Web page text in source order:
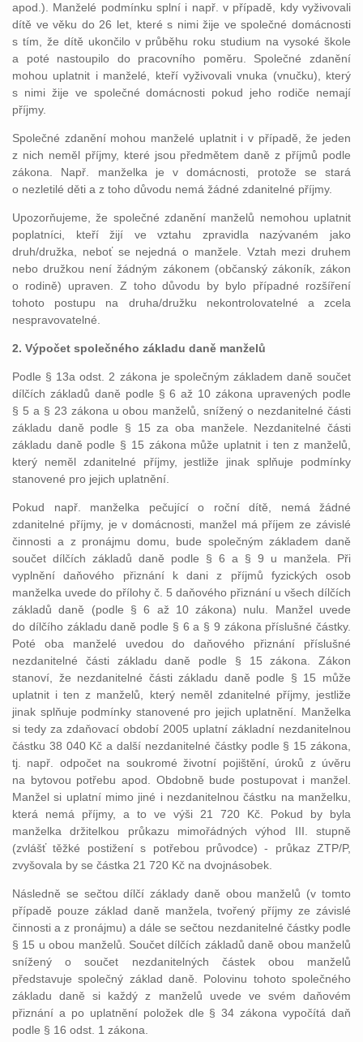
apod.). Manželé podmínku splní i např. v případě, kdy vyživovali
dítě ve věku do 26 let, které s nimi žije ve společné domácnosti
s tím, že dítě ukončilo v průběhu roku studium na vysoké škole
a poté nastoupilo do pracovního poměru. Společné zdanění
mohou uplatnit i manželé, kteří vyživovali vnuka (vnučku), který
s nimi žije ve společné domácnosti pokud jeho rodiče nemají
příjmy.
Společné zdanění mohou manželé uplatnit i v případě, že jeden
z nich neměl příjmy, které jsou předmětem daně z příjmů podle
zákona. Např. manželka je v domácnosti, protože se stará
o nezletilé děti a z toho důvodu nemá žádné zdanitelné příjmy.
Upozorňujeme, že společné zdanění manželů nemohou uplatnit
poplatníci, kteří žijí ve vztahu zpravidla nazývaném jako
druh/družka, neboť se nejedná o manžele. Vztah mezi druhem
nebo družkou není žádným zákonem (občanský zákoník, zákon
o rodině) upraven. Z toho důvodu by bylo případné rozšíření
tohoto postupu na druha/družku nekontrolovatelné a zcela
nespravovatelné.
2. Výpočet společného základu daně manželů
Podle § 13a odst. 2 zákona je společným základem daně součet
dílčích základů daně podle § 6 až 10 zákona upravených podle
§ 5 a § 23 zákona u obou manželů, snížený o nezdanitelné části
základu daně podle § 15 za oba manžele. Nezdanitelné části
základu daně podle § 15 zákona může uplatnit i ten z manželů,
který neměl zdanitelné příjmy, jestliže jinak splňuje podmínky
stanovené pro jejich uplatnění.
Pokud např. manželka pečující o roční dítě, nemá žádné
zdanitelné příjmy, je v domácnosti, manžel má příjem ze závislé
činnosti a z pronájmu domu, bude společným základem daně
součet dílčích základů daně podle § 6 a § 9 u manžela. Při
vyplnění daňového přiznání k dani z příjmů fyzických osob
manželka uvede do přílohy č. 5 daňového přiznání u všech dílčích
základů daně (podle § 6 až 10 zákona) nulu. Manžel uvede
do dílčího základu daně podle § 6 a § 9 zákona příslušné částky.
Poté oba manželé uvedou do daňového přiznání příslušné
nezdanitelné části základu daně podle § 15 zákona. Zákon
stanoví, že nezdanitelné části základu daně podle § 15 může
uplatnit i ten z manželů, který neměl zdanitelné příjmy, jestliže
jinak splňuje podmínky stanovené pro jejich uplatnění. Manželka
si tedy za zdaňovací období 2005 uplatní základní nezdanitelnou
částku 38 040 Kč a další nezdanitelné částky podle § 15 zákona,
tj. např. odpočet na soukromé životní pojištění, úroků z úvěru
na bytovou potřebu apod. Obdobně bude postupovat i manžel.
Manžel si uplatní mimo jiné i nezdanitelnou částku na manželku,
která nemá příjmy, a to ve výši 21 720 Kč. Pokud by byla
manželka držitelkou průkazu mimořádných výhod III. stupně
(zvlášť těžké postižení s potřebou průvodce) - průkaz ZTP/P,
zvyšovala by se částka 21 720 Kč na dvojnásobek.
Následně se sečtou dílčí základy daně obou manželů (v tomto
případě pouze základ daně manžela, tvořený příjmy ze závislé
činnosti a z pronájmu) a dále se sečtou nezdanitelné částky podle
§ 15 u obou manželů. Součet dílčích základů daně obou manželů
snížený o součet nezdanitelných částek obou manželů
představuje společný základ daně. Polovinu tohoto společného
základu daně si každý z manželů uvede ve svém daňovém
přiznání a po uplatnění položek dle § 34 zákona vypočítá daň
podle § 16 odst. 1 zákona.